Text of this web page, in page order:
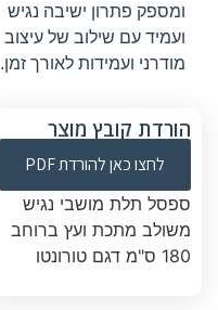
ומספק פתרון ישיבה נגיש
ועמיד עם שילוב של עיצוב
מודרני ועמידות לאורך זמן.
הורדת קובץ מוצר
לחצו כאן להורדת PDF
ספסל תלת מושבי נגיש
משולב מתכת ועץ ברוחב
180 ס"מ דגם טורונטו